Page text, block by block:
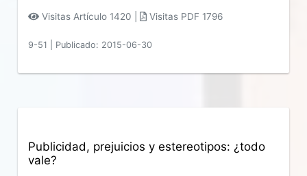
Visitas Artículo 1420 | Visitas PDF 1796
9-51 Publicado: 2015-06-30
Publicidad, prejuicios y estereotipos: ¿todo
vale?